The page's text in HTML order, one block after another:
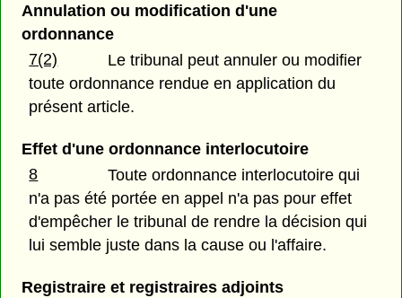
Annulation ou modification d'une
ordonnance
7(2)
Le tribunal peut annuler ou modifier
toute ordonnance rendue en application du
présent article.
Effet d'une ordonnance interlocutoire
8
Toute ordonnance interlocutoire qui
n'a pas été portée en appel n'a pas pour effet
d'empêcher le tribunal de rendre la décision qui
lui semble juste dans la cause ou l'affaire.
Registraire et registraires adjoints